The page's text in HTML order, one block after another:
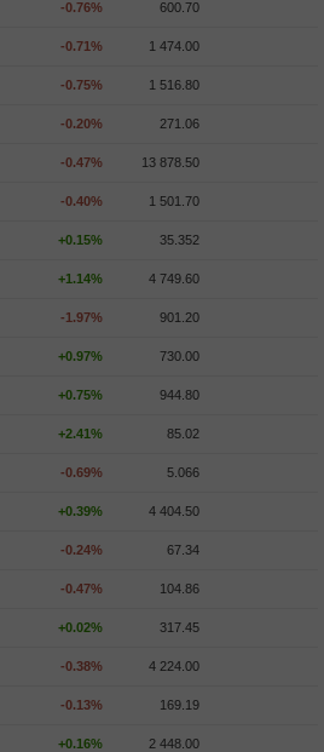
-0.76% 600.70
-0.71% 1 474.00
-0.75% 1 516.80
-0.20% 271.06
-0.47% 13 878.50
-0.40% 1 501.70
+0.15% 35.352
+1.14% 4 749.60
-1.97% 901.20
+0.97% 730.00
+0.75% 944.80
+2.41% 85.02
-0.69% 5.066
+0.39% 4 404.50
-0.24% 67.34
-0.47% 104.86
+0.02% 317.45
-0.38% 4 224.00
-0.13% 169.19
+0.16% 2 448.00